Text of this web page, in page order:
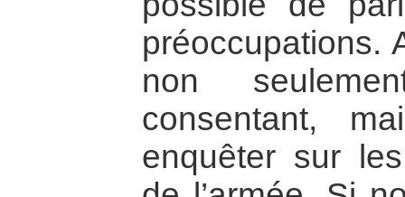
préoccupations.
non
consentant,
enquêter sur